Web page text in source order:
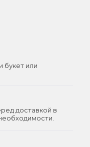
букет или
доставкой в